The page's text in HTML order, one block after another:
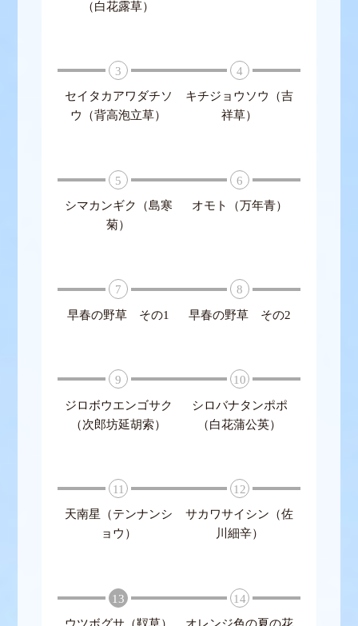
（白花露草）
3
セイタカアワダチソ
ウ（背高泡立草）
4
キチジョウソウ（吉
祥草）
5
シマカンギク（島寒
菊）
6
オモト（万年青）
7
早春の野草 その1
8
早春の野草 その2
9
ジロボウエンゴサク
（次郎坊延胡索）
10
シロバナタンポポ
（白花蒲公英）
11
天南星（テンナンシ
ョウ）
12
サカワサイシン（佐
川細辛）
13
14